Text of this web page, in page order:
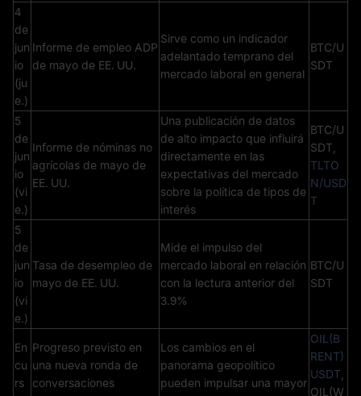
4
de
jun
io
(ju
e.)
Informe de empleo ADP
de mayo de EE. UU.
Sirve como un indicador
adelantado temprano del
mercado laboral en general
BTC/U
SDT
5
de
jun
io
(vi
e.)
Informe de nóminas no
agrícolas de mayo de
EE. UU.
Una publicación de datos
de alto impacto que influirá
directamente en las
expectativas del mercado
sobre la política de tipos de
interés
BTC/U
SDT,
TLTO
N/USD
T
5
de
jun
io
(vi
e.)
Tasa de desempleo de
mayo de EE. UU.
Mide el impulso del
mercado laboral en relación
con la lectura anterior del
3.9%
BTC/U
SDT
En
cu
rs
Progreso previsto en
una nueva ronda de
conversaciones
Los cambios en el
panorama geopolítico
pueden impulsar una mayor
OIL(B
RENT)
USDT
OIL(W